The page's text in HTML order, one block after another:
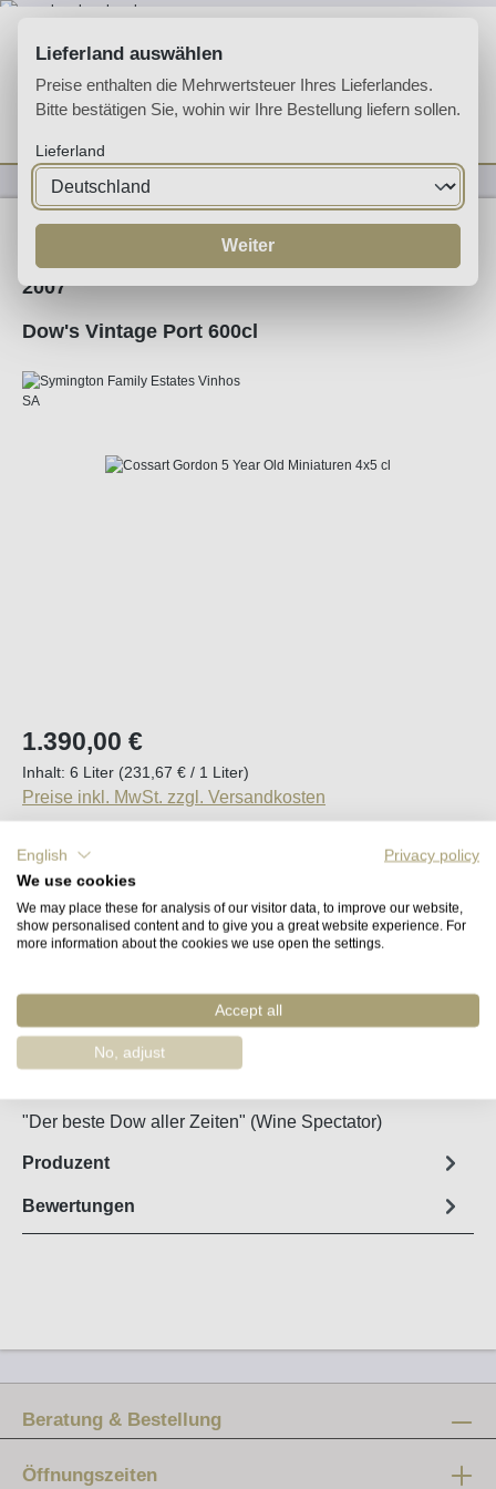
Du hast 0
Likörweine
2007
Dow's Vintage Port 600cl
Bildergalerie überspringen
Regulärer Preis:
1.390,00 €
Inhalt: 6 Liter (231,67 € / 1 Liter)
Preise inkl. MwSt. zzgl. Versandkosten
Sofort verfügbar, Lieferzeit (DE): 2-5 Tage
Produkt Anzahl: Gib den gewünschten
In den Warenkorb
"Der beste Dow aller Zeiten" (Wine Spectator)
Produzent
Bewertungen
Beratung & Bestellung
Öffnungszeiten
Lieferland auswählen
Preise enthalten die Mehrwertsteuer Ihres Lieferlandes.
Bitte bestätigen Sie, wohin wir Ihre Bestellung liefern sollen.
Lieferland
Weiter
English
Privacy policy
We use cookies
We may place these for analysis of our visitor data, to improve our website,
show personalised content and to give you a great website experience. For
more information about the cookies we use open the settings.
Accept all
No, adjust